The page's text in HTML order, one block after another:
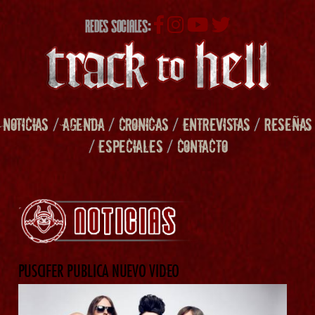
REDES SOCIALES:
NOTICIAS /AGENDA/ CRONICAS/ENTREVISTAS/RESEÑAS
/ESPECIALES/ CONTACTO
PUSCIFER PUBLICA NUEVO VIDEO